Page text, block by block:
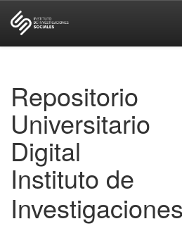
Repositorio
Universitario
Digital
Instituto de